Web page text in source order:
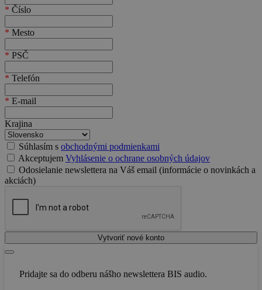
* Číslo
* Mesto
* PSČ
* Telefón
* E-mail
Krajina
Súhlasím s obchodnými podmienkami
Akceptujem Vyhlásenie o ochrane osobných údajov
Odosielanie newslettera na Váš email (informácie o novinkách a
akciách)
Vytvoriť nové konto
Pridajte sa do odberu nášho newslettera BIS audio.